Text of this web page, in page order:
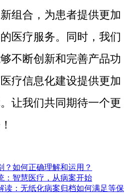
组合，为患者提供更加
医疗服务。同时，我们
不断创新和完善产品功
疗信息化建设提供更加
让我们共同期待一个更
？如何正确理解和运用？
：智慧医疗，从病案开始
读：无纸化病案归档如何满足等保